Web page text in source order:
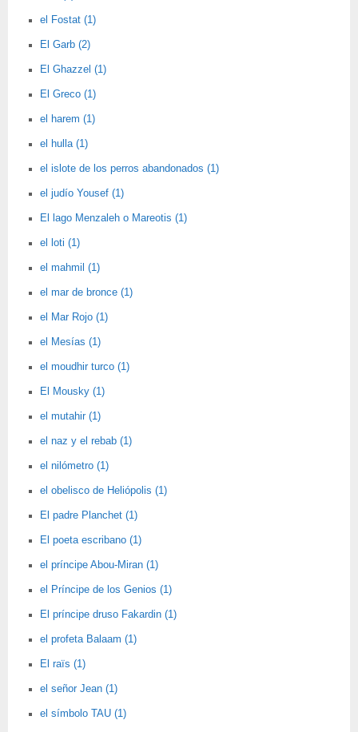
el Fostat (1)
El Garb (2)
El Ghazzel (1)
El Greco (1)
el harem (1)
el hulla (1)
el islote de los perros abandonados (1)
el judío Yousef (1)
El lago Menzaleh o Mareotis (1)
el loti (1)
el mahmil (1)
el mar de bronce (1)
el Mar Rojo (1)
el Mesías (1)
el moudhir turco (1)
El Mousky (1)
el mutahir (1)
el naz y el rebab (1)
el nilómetro (1)
el obelisco de Heliópolis (1)
El padre Planchet (1)
El poeta escribano (1)
el príncipe Abou-Miran (1)
el Príncipe de los Genios (1)
El príncipe druso Fakardin (1)
el profeta Balaam (1)
El raïs (1)
el señor Jean (1)
el símbolo TAU (1)